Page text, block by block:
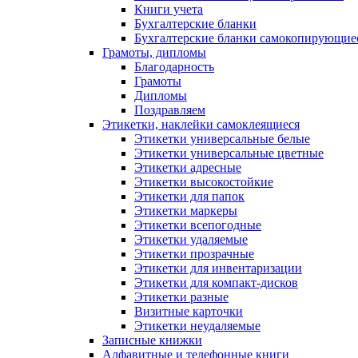
Книги учета
Бухгалтерские бланки
Бухгалтерские бланки
Грамоты, дипломы
Благодарность
Грамоты
Дипломы
Поздравляем
Этикетки, наклейки самоклеящиеся
Этикетки универсальные белые
Этикетки универсальные цветные
Этикетки адресные
Этикетки высокостойкие
Этикетки для папок
Этикетки маркеры
Этикетки всепогодные
Этикетки удаляемые
Этикетки прозрачные
Этикетки для инвентаризации
Этикетки для компакт-дисков
Этикетки разные
Визитные карточки
Этикетки неудаляемые
Записные книжки
Алфавитные и телефонные книги